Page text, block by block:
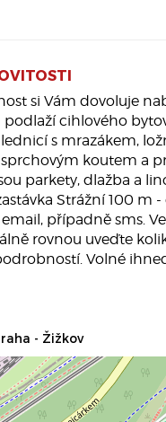
si Vám dovoluje
cihlového
s mrazákem,
koutem a
parkety, dlažba a
Strážní 100 m
email, případně sms.
rovnou uveďte
Volné
- Žižkov